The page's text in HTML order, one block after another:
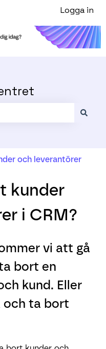
för översättningarLogga in
och leverantörer
kunder
i CRM?
vi att gå
bort en
kund. Eller
och ta bort